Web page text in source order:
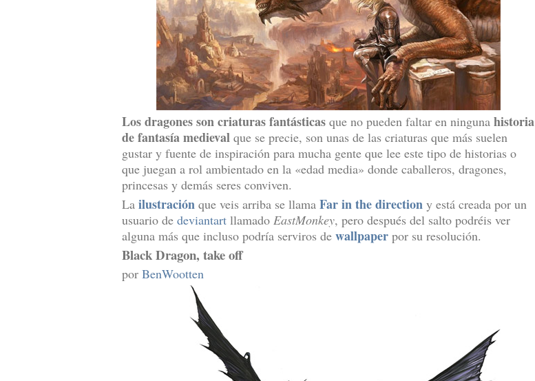
Los dragones son criaturas fantásticas que no pueden faltar en ninguna historia
de fantasía medieval que se precie, son unas de las criaturas que más suelen
gustar y fuente de inspiración para mucha gente que lee este tipo de historias o
que juegan a rol ambientado en la «edad media» donde caballeros, dragones,
princesas y demás seres conviven.
La ilustración que veis arriba se llama Far in the direction y está creada por un
usuario de deviantart llamado EastMonkey, pero después del salto podréis ver
alguna más que incluso podría serviros de wallpaper por su resolución.
Black Dragon, take off
por BenWootten